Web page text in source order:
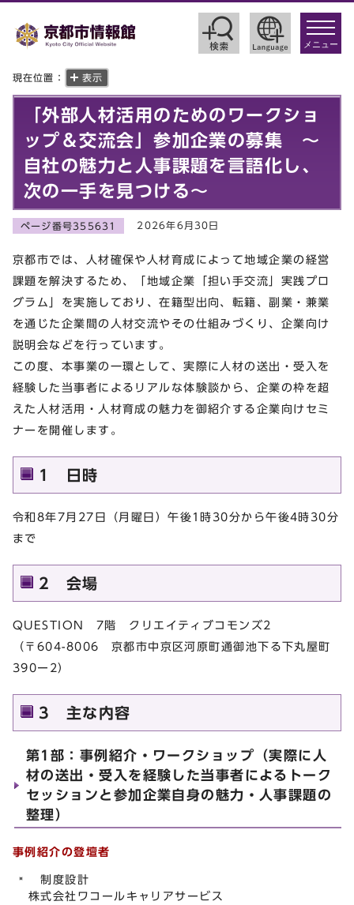
toggle
メニュー
現在位置： 表示
「外部人材活用のためのワークショ
ップ＆交流会」参加企業の募集 ～
自社の魅力と人事課題を言語化し、
次の一手を見つける～
ページ番号355631 2026年6月30日
京都市では、人材確保や人材育成によって地域企業の経営
課題を解決するため、「地域企業「担い手交流」実践プロ
グラム」を実施しており、在籍型出向、転籍、副業・兼業
を通じた企業間の人材交流やその仕組みづくり、企業向け
説明会などを行っています。
この度、本事業の一環として、実際に人材の送出・受入を
経験した当事者によるリアルな体験談から、企業の枠を超
えた人材活用・人材育成の魅力を御紹介する企業向けセミ
ナーを開催します。
1 日時
令和8年7月27日（月曜日）午後1時30分から午後4時30分
まで
2 会場
QUESTION 7階 クリエイティブコモンズ2
（〒604-8006 京都市中京区河原町通御池下る下丸屋町
390ー2）
3 主な内容
第1部：事例紹介・ワークショップ（実際に人
材の送出・受入を経験した当事者によるトーク
セッションと参加企業自身の魅力・人事課題の
整理）
事例紹介の登壇者
制度設計
株式会社ワコールキャリアサービス